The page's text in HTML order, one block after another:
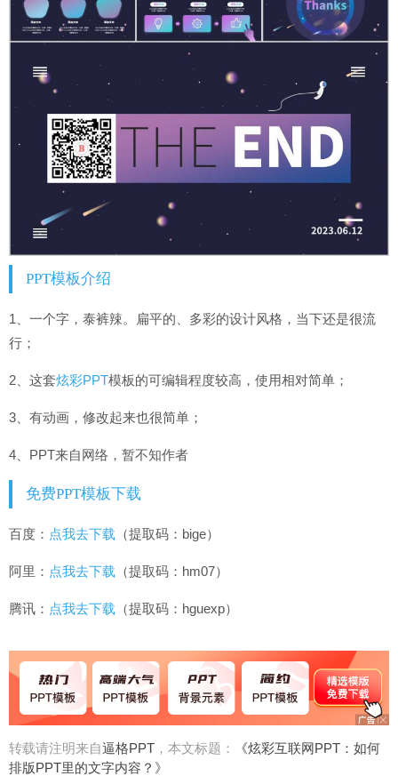
PPT模板介绍
1、一个字，泰裤辣。扁平的、多彩的设计风格，当下还是很流
行；
2、这套炫彩PPT模板的可编辑程度较高，使用相对简单；
3、有动画，修改起来也很简单；
4、PPT来自网络，暂不知作者
免费PPT模板下载
百度： 点我去下载 （提取码：bige）
阿里： 点我去下载 （提取码：hm07）
腾讯： 点我去下载 （提取码：hguexp）
转载请注明来自逼格PPT ，本文标题：
《炫彩互联网PPT：如何
排版PPT里的文字内容？》